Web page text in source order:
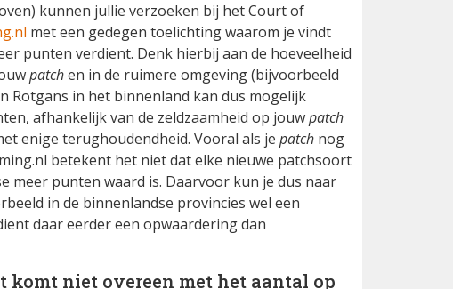
kunnen jullie verzoeken bij het Court of
met een gedegen toelichting waarom je vindt
punten verdient. Denk hierbij aan de hoeveelheid
patchen in de ruimere omgeving (bijvoorbeeld
Rotgans in het binnenland kan dus mogelijk
afhankelijk van de zeldzaamheid op jouwpatch
enige terughoudendheid. Vooral als je patch nog
betekent het niet dat elke nieuwe patchsoort
meer punten waard is. Daarvoor kun je dus naar
in de binnenlandse provincies wel een
daar eerder een opwaardering dan
niet overeen met het aantal op